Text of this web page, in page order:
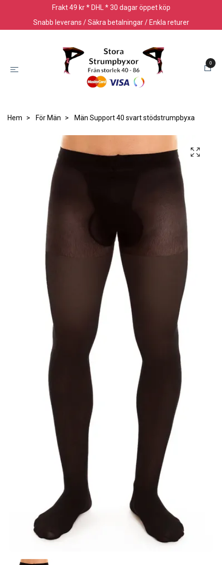
Frakt 49 kr * DHL * 30 dagar öppet köp
Snabb leverans / Säkra betalningar / Enkla returer
0
Hem För Män Män Support 40 svart stödstrumpbyxa